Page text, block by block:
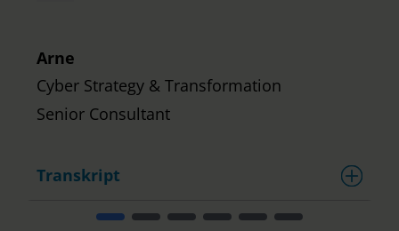
Arne
Cyber Strategy & Transformation
Senior Consultant
Transkript